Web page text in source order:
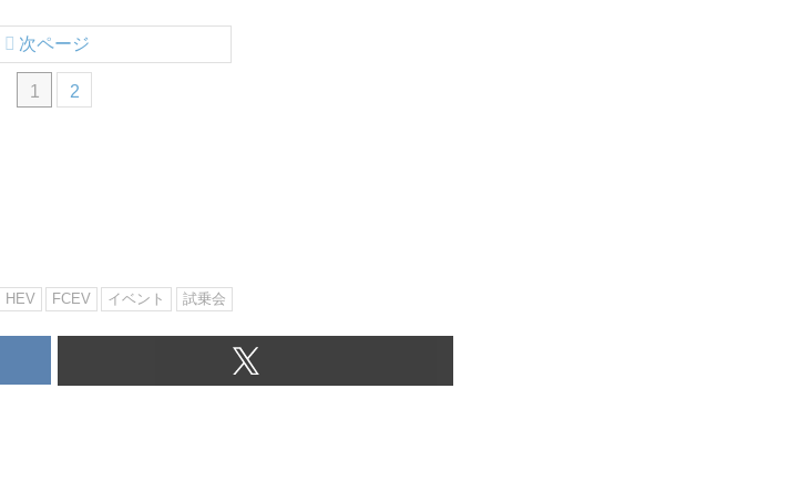
1 2
次ページ
HEV FCEV イベント 試乗会